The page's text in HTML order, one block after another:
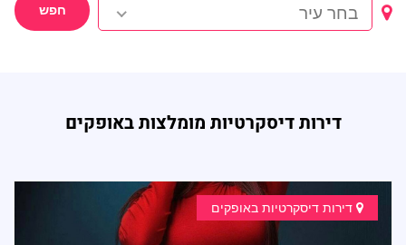
בחר עיר חפש
דירות דיסקרטיות מומלצות באופקים
דירות דיסקרטיות באופקים